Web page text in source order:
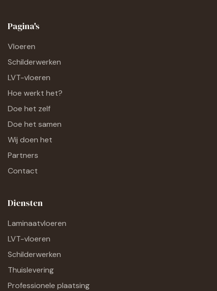
Pagina's
Vloeren
Schilderwerken
LVT-vloeren
Hoe werkt het?
Doe het zelf
Doe het samen
Wij doen het
Partners
Contact
Diensten
Laminaatvloeren
LVT-vloeren
Schilderwerken
Thuislevering
Professionele plaatsing